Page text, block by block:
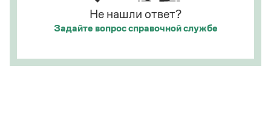
Не нашли ответ?
Задайте вопроссправочной службе